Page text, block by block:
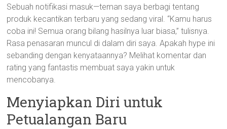
Sebuah notifikasi masuk—teman saya berbagi tentang
produk kecantikan terbaru yang sedang viral. “Kamu harus
coba ini! Semua orang bilang hasilnya luar biasa,” tulisnya.
Rasa penasaran muncul di dalam diri saya. Apakah hype ini
sebanding dengan kenyataannya? Melihat komentar dan
rating yang fantastis membuat saya yakin untuk
mencobanya.
Menyiapkan Diri untuk
Petualangan Baru